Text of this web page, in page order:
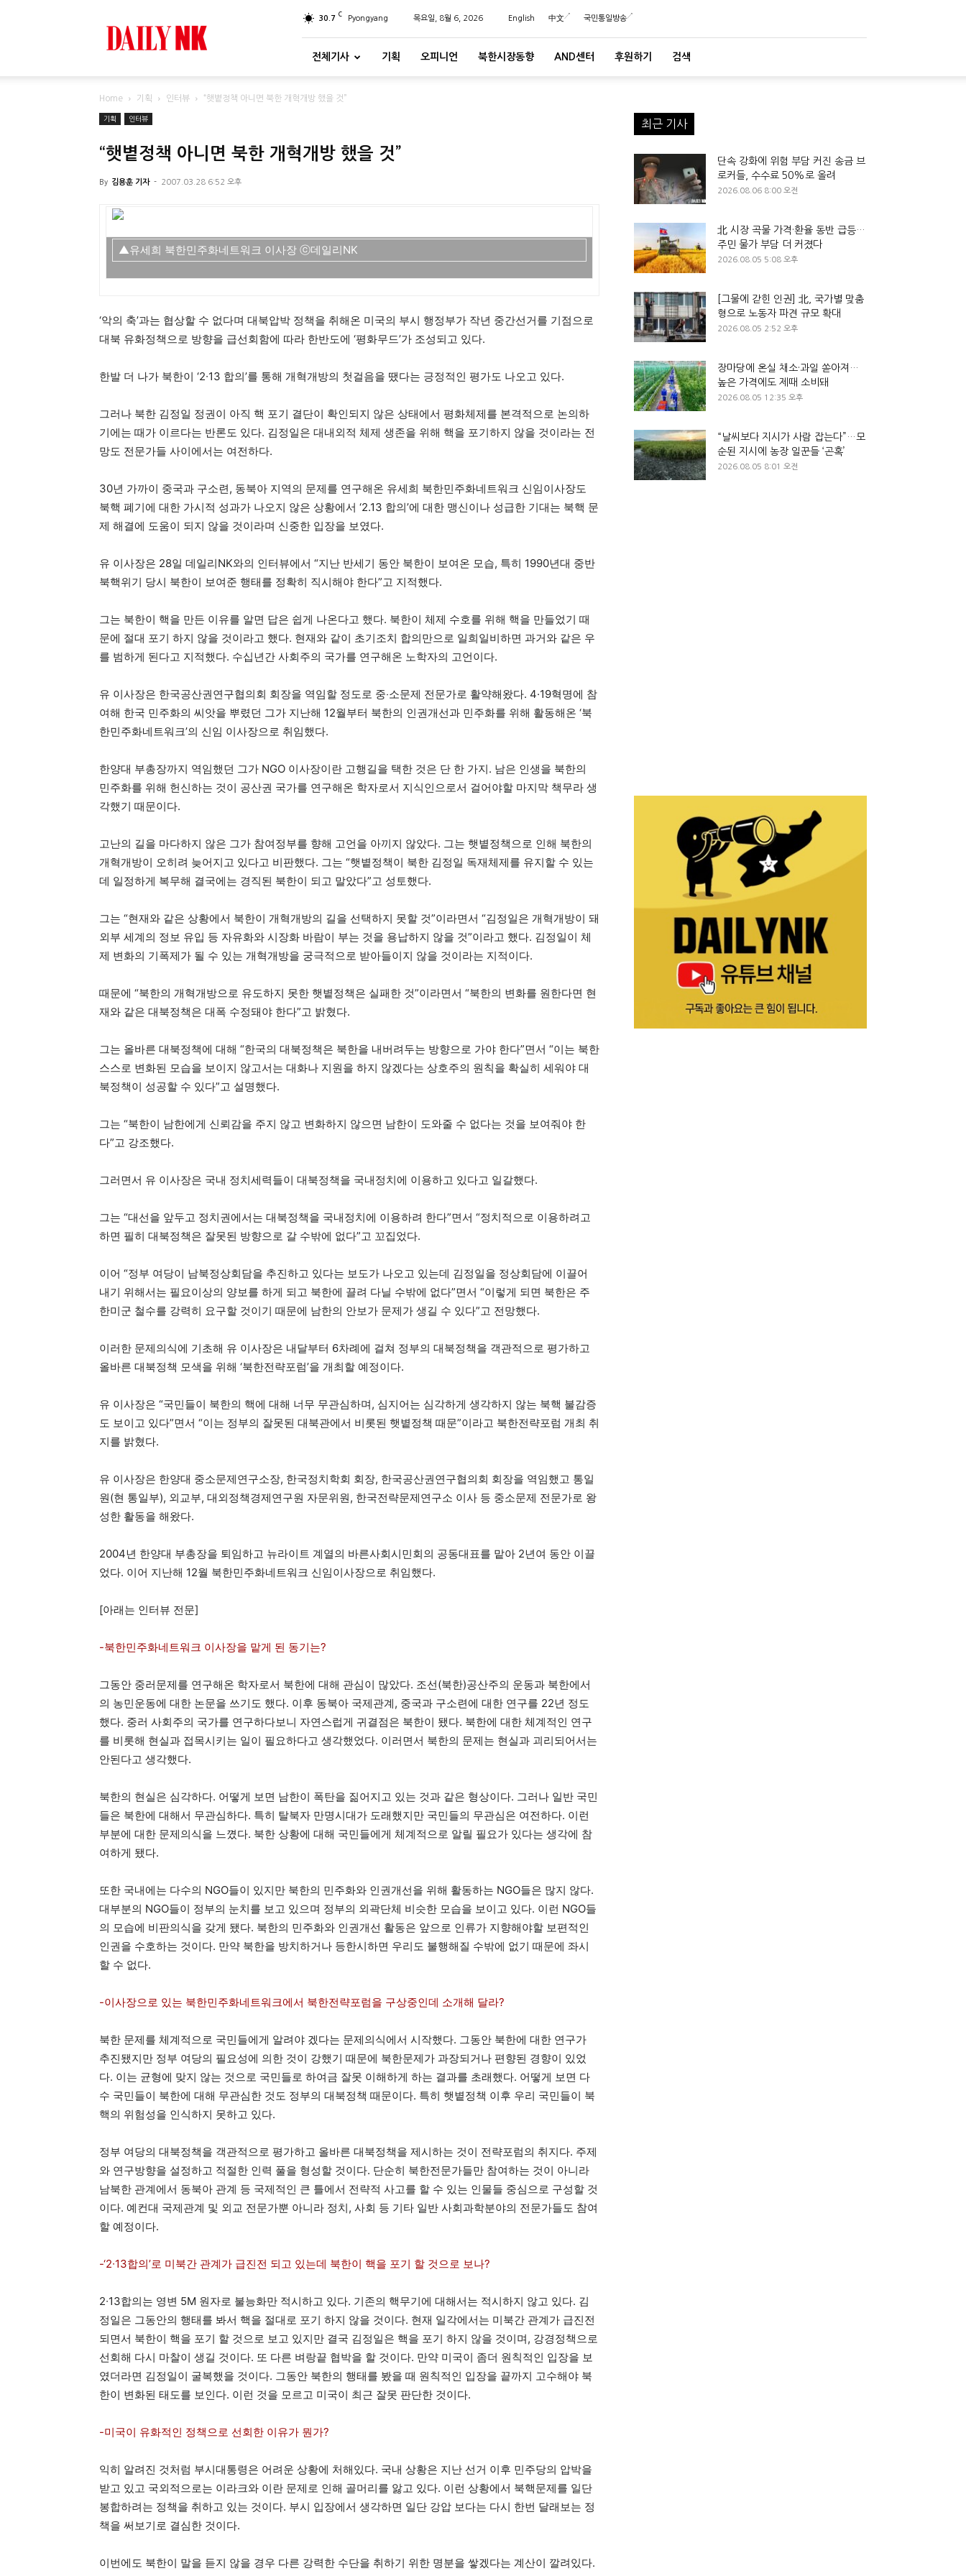
30.7 C Pyongyang 목요일, 8월 6, 2026 English 中文 국민통일방송
전체기사 기획 오피니언 북한시장동향 AND센터 후원하기 검색
Home 기획 인터뷰 “햇볕정책 아니면 북한 개혁개방 했을 것”
기획 인터뷰
“햇볕정책 아니면 북한 개혁개방 했을 것”
By 김용훈 기자 - 2007.03.28 6:52 오후
▲유세희 북한민주화네트워크 이사장 ⓒ데일리NK
‘악의 축’과는 협상할 수 없다며 대북압박 정책을 취해온 미국의 부시 행정부가 작년 중간선거를 기점으로
대북 유화정책으로 방향을 급선회함에 따라 한반도에 ‘평화무드’가 조성되고 있다.
한발 더 나가 북한이 ‘2∙13 합의’를 통해 개혁개방의 첫걸음을 땠다는 긍정적인 평가도 나오고 있다.
그러나 북한 김정일 정권이 아직 핵 포기 결단이 확인되지 않은 상태에서 평화체제를 본격적으로 논의하
기에는 때가 이르다는 반론도 있다. 김정일은 대내외적 체제 생존을 위해 핵을 포기하지 않을 것이라는 전
망도 전문가들 사이에서는 여전하다.
30년 가까이 중국과 구소련, 동북아 지역의 문제를 연구해온 유세희 북한민주화네트워크 신임이사장도
북핵 폐기에 대한 가시적 성과가 나오지 않은 상황에서 ‘2.13 합의’에 대한 맹신이나 성급한 기대는 북핵 문
제 해결에 도움이 되지 않을 것이라며 신중한 입장을 보였다.
유 이사장은 28일 데일리NK와의 인터뷰에서 “지난 반세기 동안 북한이 보여온 모습, 특히 1990년대 중반
북핵위기 당시 북한이 보여준 행태를 정확히 직시해야 한다”고 지적했다.
그는 북한이 핵을 만든 이유를 알면 답은 쉽게 나온다고 했다. 북한이 체제 수호를 위해 핵을 만들었기 때
문에 절대 포기 하지 않을 것이라고 했다. 현재와 같이 초기조치 합의만으로 일희일비하면 과거와 같은 우
를 범하게 된다고 지적했다. 수십년간 사회주의 국가를 연구해온 노학자의 고언이다.
유 이사장은 한국공산권연구협의회 회장을 역임할 정도로 중‧소문제 전문가로 활약해왔다. 4·19혁명에 참
여해 한국 민주화의 씨앗을 뿌렸던 그가 지난해 12월부터 북한의 인권개선과 민주화를 위해 활동해온 ‘북
한민주화네트워크’의 신임 이사장으로 취임했다.
한양대 부총장까지 역임했던 그가 NGO 이사장이란 고행길을 택한 것은 단 한 가지. 남은 인생을 북한의
민주화를 위해 헌신하는 것이 공산권 국가를 연구해온 학자로서 지식인으로서 걸어야할 마지막 책무라 생
각했기 때문이다.
고난의 길을 마다하지 않은 그가 참여정부를 향해 고언을 아끼지 않았다. 그는 햇볕정책으로 인해 북한의
개혁개방이 오히려 늦어지고 있다고 비판했다. 그는 “햇볕정책이 북한 김정일 독재체제를 유지할 수 있는
데 일정하게 복무해 결국에는 경직된 북한이 되고 말았다”고 성토했다.
그는 “현재와 같은 상황에서 북한이 개혁개방의 길을 선택하지 못할 것”이라면서 “김정일은 개혁개방이 돼
외부 세계의 정보 유입 등 자유화와 시장화 바람이 부는 것을 용납하지 않을 것”이라고 했다. 김정일이 체
제 변화의 기폭제가 될 수 있는 개혁개방을 궁극적으로 받아들이지 않을 것이라는 지적이다.
때문에 “북한의 개혁개방으로 유도하지 못한 햇볕정책은 실패한 것”이라면서 “북한의 변화를 원한다면 현
재와 같은 대북정책은 대폭 수정돼야 한다”고 밝혔다.
그는 올바른 대북정책에 대해 “한국의 대북정책은 북한을 내버려두는 방향으로 가야 한다”면서 “이는 북한
스스로 변화된 모습을 보이지 않고서는 대화나 지원을 하지 않겠다는 상호주의 원칙을 확실히 세워야 대
북정책이 성공할 수 있다”고 설명했다.
그는 “북한이 남한에게 신뢰감을 주지 않고 변화하지 않으면 남한이 도와줄 수 없다는 것을 보여줘야 한
다”고 강조했다.
그러면서 유 이사장은 국내 정치세력들이 대북정책을 국내정치에 이용하고 있다고 일갈했다.
그는 “대선을 앞두고 정치권에서는 대북정책을 국내정치에 이용하려 한다”면서 “정치적으로 이용하려고
하면 필히 대북정책은 잘못된 방향으로 갈 수밖에 없다”고 꼬집었다.
이어 “정부 여당이 남북정상회담을 추진하고 있다는 보도가 나오고 있는데 김정일을 정상회담에 이끌어
내기 위해서는 필요이상의 양보를 하게 되고 북한에 끌려 다닐 수밖에 없다”면서 “이렇게 되면 북한은 주
한미군 철수를 강력히 요구할 것이기 때문에 남한의 안보가 문제가 생길 수 있다”고 전망했다.
이러한 문제의식에 기초해 유 이사장은 내달부터 6차례에 걸쳐 정부의 대북정책을 객관적으로 평가하고
올바른 대북정책 모색을 위해 ‘북한전략포럼’을 개최할 예정이다.
유 이사장은 “국민들이 북한의 핵에 대해 너무 무관심하며, 심지어는 심각하게 생각하지 않는 북핵 불감증
도 보이고 있다”면서 “이는 정부의 잘못된 대북관에서 비롯된 햇볕정책 때문”이라고 북한전략포럼 개최 취
지를 밝혔다.
유 이사장은 한양대 중소문제연구소장, 한국정치학회 회장, 한국공산권연구협의회 회장을 역임했고 통일
원(현 통일부), 외교부, 대외정책경제연구원 자문위원, 한국전략문제연구소 이사 등 중소문제 전문가로 왕
성한 활동을 해왔다.
2004년 한양대 부총장을 퇴임하고 뉴라이트 계열의 바른사회시민회의 공동대표를 맡아 2년여 동안 이끌
었다. 이어 지난해 12월 북한민주화네트워크 신임이사장으로 취임했다.
[아래는 인터뷰 전문]
-북한민주화네트워크 이사장을 맡게 된 동기는?
그동안 중러문제를 연구해온 학자로서 북한에 대해 관심이 많았다. 조선(북한)공산주의 운동과 북한에서
의 농민운동에 대한 논문을 쓰기도 했다. 이후 동북아 국제관계, 중국과 구소련에 대한 연구를 22년 정도
했다. 중러 사회주의 국가를 연구하다보니 자연스럽게 귀결점은 북한이 됐다. 북한에 대한 체계적인 연구
를 비롯해 현실과 접목시키는 일이 필요하다고 생각했었다. 이러면서 북한의 문제는 현실과 괴리되어서는
안된다고 생각했다.
북한의 현실은 심각하다. 어떻게 보면 남한이 폭탄을 짊어지고 있는 것과 같은 형상이다. 그러나 일반 국민
들은 북한에 대해서 무관심하다. 특히 탈북자 만명시대가 도래했지만 국민들의 무관심은 여전하다. 이런
부분에 대한 문제의식을 느꼈다. 북한 상황에 대해 국민들에게 체계적으로 알릴 필요가 있다는 생각에 참
여하게 됐다.
또한 국내에는 다수의 NGO들이 있지만 북한의 민주화와 인권개선을 위해 활동하는 NGO들은 많지 않다.
대부분의 NGO들이 정부의 눈치를 보고 있으며 정부의 외곽단체 비슷한 모습을 보이고 있다. 이런 NGO들
의 모습에 비판의식을 갖게 됐다. 북한의 민주화와 인권개선 활동은 앞으로 인류가 지향해야할 보편적인
인권을 수호하는 것이다. 만약 북한을 방치하거나 등한시하면 우리도 불행해질 수밖에 없기 때문에 좌시
할 수 없다.
-이사장으로 있는 북한민주화네트워크에서 북한전략포럼을 구상중인데 소개해 달라?
북한 문제를 체계적으로 국민들에게 알려야 겠다는 문제의식에서 시작했다. 그동안 북한에 대한 연구가
추진됐지만 정부 여당의 필요성에 의한 것이 강했기 때문에 북한문제가 과장되거나 편향된 경향이 있었
다. 이는 균형에 맞지 않는 것으로 국민들로 하여금 잘못 이해하게 하는 결과를 초래했다. 어떻게 보면 다
수 국민들이 북한에 대해 무관심한 것도 정부의 대북정책 때문이다. 특히 햇볕정책 이후 우리 국민들이 북
핵의 위험성을 인식하지 못하고 있다.
정부 여당의 대북정책을 객관적으로 평가하고 올바른 대북정책을 제시하는 것이 전략포럼의 취지다. 주제
와 연구방향을 설정하고 적절한 인력 풀을 형성할 것이다. 단순히 북한전문가들만 참여하는 것이 아니라
남북한 관계에서 동북아 관계 등 국제적인 큰 틀에서 전략적 사고를 할 수 있는 인물들 중심으로 구성할 것
이다. 예컨대 국제관계 및 외교 전문가뿐 아니라 정치, 사회 등 기타 일반 사회과학분야의 전문가들도 참여
할 예정이다.
-‘2∙13합의’로 미북간 관계가 급진전 되고 있는데 북한이 핵을 포기 할 것으로 보나?
2∙13합의는 영변 5M 원자로 불능화만 적시하고 있다. 기존의 핵무기에 대해서는 적시하지 않고 있다. 김
정일은 그동안의 행태를 봐서 핵을 절대로 포기 하지 않을 것이다. 현재 일각에서는 미북간 관계가 급진전
되면서 북한이 핵을 포기 할 것으로 보고 있지만 결국 김정일은 핵을 포기 하지 않을 것이며, 강경정책으로
선회해 다시 마찰이 생길 것이다. 또 다른 벼랑끝 협박을 할 것이다. 만약 미국이 좀더 원칙적인 입장을 보
였더라면 김정일이 굴복했을 것이다. 그동안 북한의 행태를 봤을 때 원칙적인 입장을 끝까지 고수해야 북
한이 변화된 태도를 보인다. 이런 것을 모르고 미국이 최근 잘못 판단한 것이다.
-미국이 유화적인 정책으로 선회한 이유가 뭔가?
익히 알려진 것처럼 부시대통령은 어려운 상황에 처해있다. 국내 상황은 지난 선거 이후 민주당의 압박을
받고 있고 국외적으로는 이라크와 이란 문제로 인해 골머리를 앓고 있다. 이런 상황에서 북핵문제를 일단
봉합하려는 정책을 취하고 있는 것이다. 부시 입장에서 생각하면 일단 강압 보다는 다시 한번 달래보는 정
책을 써보기로 결심한 것이다.
이번에도 북한이 말을 듣지 않을 경우 다른 강력한 수단을 취하기 위한 명분을 쌓겠다는 계산이 깔려있다.
최근 기사
단속 강화에 위험 부담 커진 송금 브
로커들, 수수료 50%로 올려
2026.08.06 8:00 오전
北 시장 곡물 가격·환율 동반 급등…
주민 물가 부담 더 커졌다
2026.08.05 5:08 오후
[그물에 갇힌 인권] 北, 국가별 맞춤
형으로 노동자 파견 규모 확대
2026.08.05 2:52 오후
장마당에 온실 채소·과일 쏟아져…
높은 가격에도 제때 소비돼
2026.08.05 12:35 오후
“날씨보다 지시가 사람 잡는다”…모
순된 지시에 농장 일꾼들 ‘곤혹’
2026.08.05 8:01 오전